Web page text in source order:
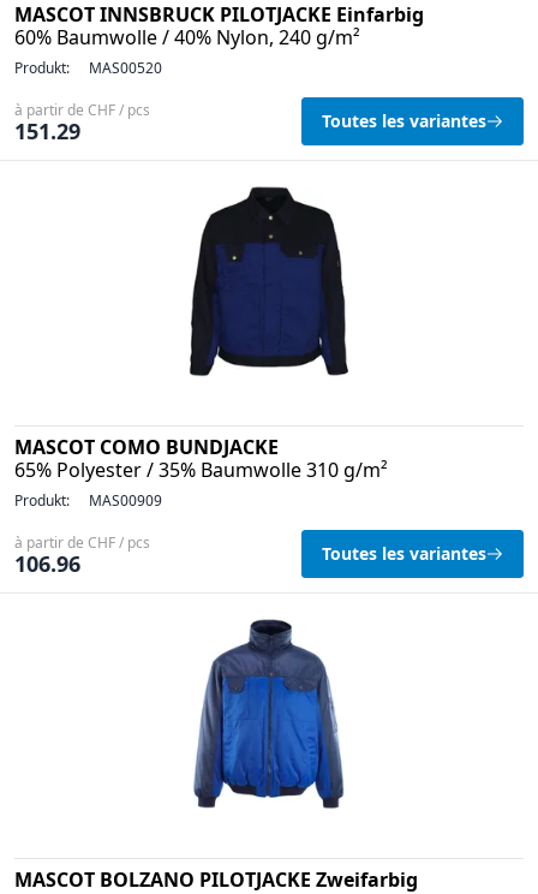
MASCOT INNSBRUCK PILOTJACKE Einfarbig
60% Baumwolle / 40% Nylon, 240 g/m²
Produkt: MAS00520
à partir de CHF / pcs
151.29 Toutes les variantes
MASCOT COMO BUNDJACKE
65% Polyester / 35% Baumwolle 310 g/m²
Produkt: MAS00909
à partir de CHF / pcs
106.96 Toutes les variantes
MASCOT BOLZANO PILOTJACKE Zweifarbig